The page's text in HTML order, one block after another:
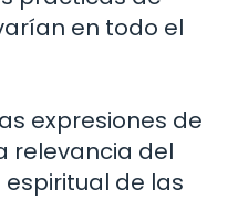
en todo el
expresiones de
relevancia del
de las